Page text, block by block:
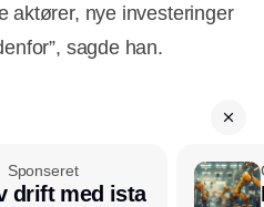
aktører, nye investeringer
sagde han.
Sponseret
drift med ista